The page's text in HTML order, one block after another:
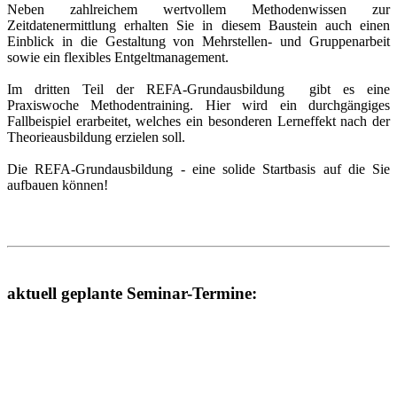
Neben zahlreichem wertvollem Methodenwissen zur
Zeitdatenermittlung erhalten Sie in diesem Baustein auch einen
Einblick in die Gestaltung von Mehrstellen- und Gruppenarbeit
sowie ein flexibles Entgeltmanagement.
Im dritten Teil der REFA-Grundausbildung gibt es eine
Praxiswoche Methodentraining. Hier wird ein durchgängiges
Fallbeispiel erarbeitet, welches ein besonderen Lerneffekt nach der
Theorieausbildung erzielen soll.
Die REFA-Grundausbildung - eine solide Startbasis auf die Sie
aufbauen können!
aktuell geplante Seminar-Termine: